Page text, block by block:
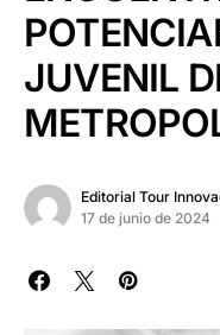
JUVENIL
Editorial Tour
17 de junio de 2024